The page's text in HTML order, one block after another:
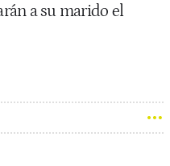
a su marido el